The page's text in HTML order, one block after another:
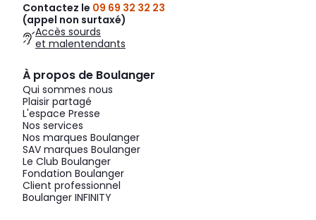
Contactez le 09 69 32 32 23
(appel non surtaxé)
Accès sourds
et malentendants
À propos de Boulanger
Qui sommes nous
Plaisir partagé
L'espace Presse
Nos services
Nos marques Boulanger
SAV marques Boulanger
Le Club Boulanger
Fondation Boulanger
Client professionnel
Boulanger INFINITY